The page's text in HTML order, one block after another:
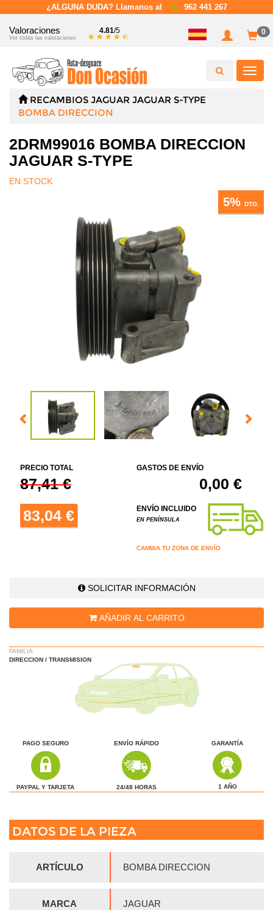
¿ALGUNA DUDA? Llamanos al 962 441 267
Valoraciones
Ver todas las valoraciones
4.81/5 0
RECAMBIOS JAGUAR JAGUAR S-TYPE
BOMBA DIRECCION
2DRM99016 BOMBA DIRECCION
JAGUAR S-TYPE
EN STOCK
5% DTO.
PRECIO TOTAL
87,41 €
83,04 €
GASTOS DE ENVÍO
0,00 €
ENVÍO INCLUIDO
EN PENÍNSULA
CAMBIA TU ZONA DE ENVÍO
SOLICITAR INFORMACIÓN
AÑADIR AL CARRITO
FAMILIA
DIRECCION / TRANSMISION
PAGO SEGURO
PAYPAL Y TARJETA
ENVÍO RÁPIDO
24/48 HORAS
GARANTÍA
1 AÑO
DATOS DE LA PIEZA
ARTÍCULO BOMBA DIRECCION
MARCA JAGUAR